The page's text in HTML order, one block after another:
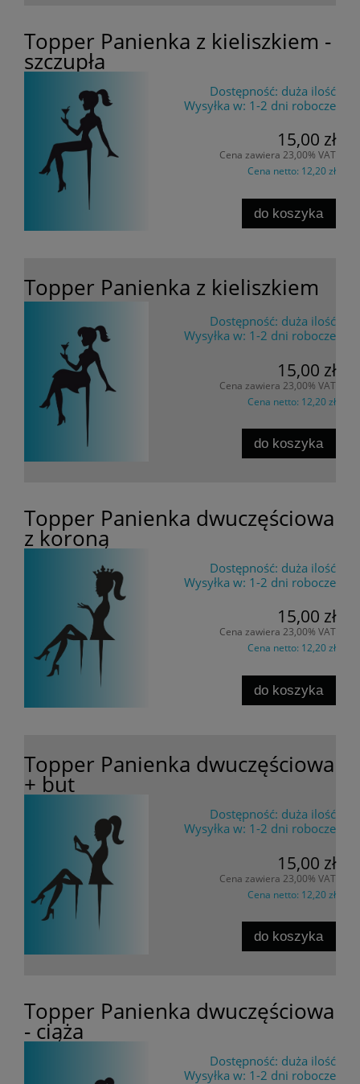
Topper Panienka z kieliszkiem -
szczupła
Dostępność: duża ilość
Wysyłka w: 1-2 dni robocze
15,00 zł
Cena zawiera 23,00% VAT
Cena netto: 12,20 zł
do koszyka
Topper Panienka z kieliszkiem
Dostępność: duża ilość
Wysyłka w: 1-2 dni robocze
15,00 zł
Cena zawiera 23,00% VAT
Cena netto: 12,20 zł
do koszyka
Topper Panienka dwuczęściowa
z koroną
Dostępność: duża ilość
Wysyłka w: 1-2 dni robocze
15,00 zł
Cena zawiera 23,00% VAT
Cena netto: 12,20 zł
do koszyka
Topper Panienka dwuczęściowa
+ but
Dostępność: duża ilość
Wysyłka w: 1-2 dni robocze
15,00 zł
Cena zawiera 23,00% VAT
Cena netto: 12,20 zł
do koszyka
Topper Panienka dwuczęściowa
- ciąża
Dostępność: duża ilość
Wysyłka w: 1-2 dni robocze